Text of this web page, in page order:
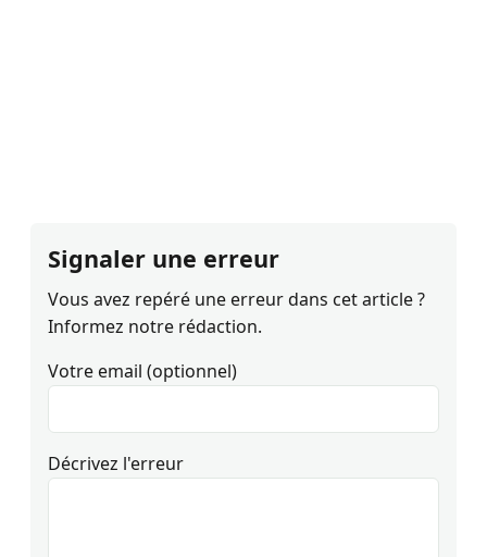
Signaler une erreur
Vous avez repéré une erreur dans cet article ?
Informez notre rédaction.
Votre email (optionnel)
Décrivez l'erreur